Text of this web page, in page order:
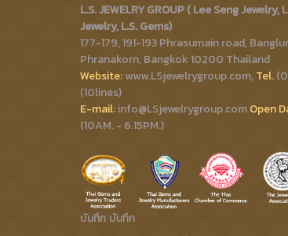
L.S. JEWELRY GROUP ( Lee Seng Jewelry,
Jewelry, L.S. Gems)
177-179, 191-193 Phrasumain road,
Phranakorn, Bangkok 10200 Thailand
Website:www.LSjewelrygroup.com, Tel.
(10lines)
E-mail:info@LSjewelrygroup.comOpen
(10AM. - 6.15PM.)
บันทึก บันทึก